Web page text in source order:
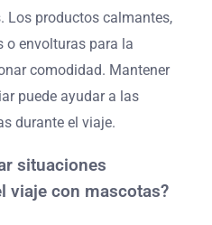
viajan?
de viaje en
Los productos calmantes,